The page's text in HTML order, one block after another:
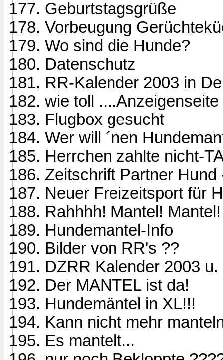
Geburtstagsgrüße
Vorbeugung
Wo sind die Hunde?
Datenschutz
RR-Kalender 2003 in
wie toll
Flugbox gesucht
Wer will ´nen
Herrchen zahlte nicht-
Zeitschrift Partner Hund
Neuer Freizeitsport für
Rahhhh! Mantel! Mantel!
Hundemantel-Info
Bilder von RR's ??
DZRR Kalender 2003
Der MANTEL ist da!
Hundemäntel in XL!!!
Kann nicht mehr
Es mantelt...